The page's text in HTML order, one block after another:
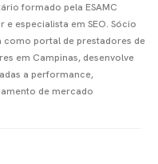
formado pela ESAMC
e especialista em SEO. Sócio
como portal de prestadores de
em Campinas, desenvolve
a performance,
de mercado